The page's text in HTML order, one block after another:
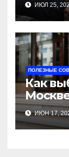
ИЮЛ 25,
ПОЛЕЗНЫЕ
Как
ИЮН 17,